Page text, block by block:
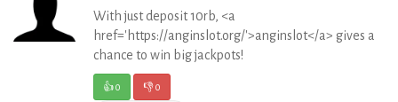
With just deposit 10rb, <a
href='https://anginslot.org/'>anginslot</a> gives a
chance to win big jackpots!
👍0 👎0